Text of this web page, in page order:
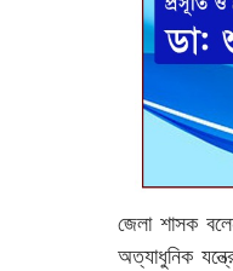
জেলা শাসক
অত্যাধুনিক